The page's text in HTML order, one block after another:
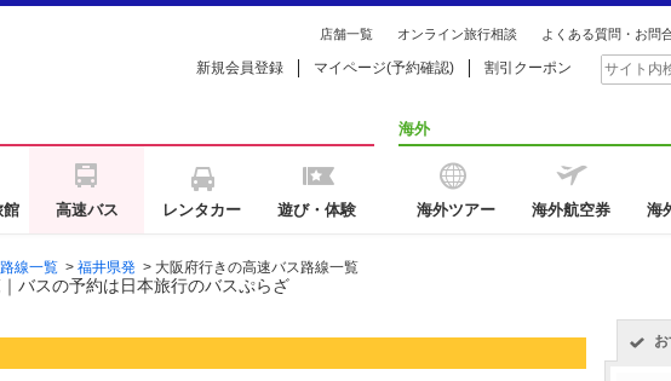
店舗一覧 オンライン旅行相談 よくある質問・お問
新規会員登録 マイページ(予約確認) 割引クーポン
館 高速バス レンタカー 遊び・体験
海外
海外ツアー 海外航空券 海
線一覧 > 福井県発 > 大阪府行きの高速バス路線一覧
バスの予約は日本旅行のバスぷらざ